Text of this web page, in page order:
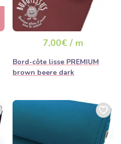
7,00€ / m
Bord-côte lisse PREMIUM
brown beere dark